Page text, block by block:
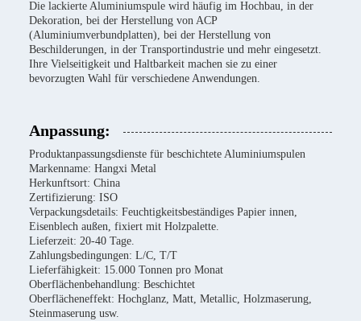
Die lackierte Aluminiumspule wird häufig im Hochbau, in der
Dekoration, bei der Herstellung von ACP
(Aluminiumverbundplatten), bei der Herstellung von
Beschilderungen, in der Transportindustrie und mehr eingesetzt.
Ihre Vielseitigkeit und Haltbarkeit machen sie zu einer
bevorzugten Wahl für verschiedene Anwendungen.
Anpassung:
Produktanpassungsdienste für beschichtete Aluminiumspulen
Markenname: Hangxi Metal
Herkunftsort: China
Zertifizierung: ISO
Verpackungsdetails: Feuchtigkeitsbeständiges Papier innen,
Eisenblech außen, fixiert mit Holzpalette.
Lieferzeit: 20-40 Tage.
Zahlungsbedingungen: L/C, T/T
Lieferfähigkeit: 15.000 Tonnen pro Monat
Oberflächenbehandlung: Beschichtet
Oberflächeneffekt: Hochglanz, Matt, Metallic, Holzmaserung,
Steinmaserung usw.